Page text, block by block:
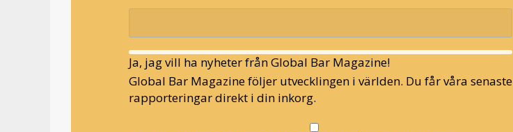
Ja, jag vill ha nyheter från Global Bar Magazine!
Global Bar Magazine följer utvecklingen i världen. Du får våra senaste
rapporteringar direkt i din inkorg.